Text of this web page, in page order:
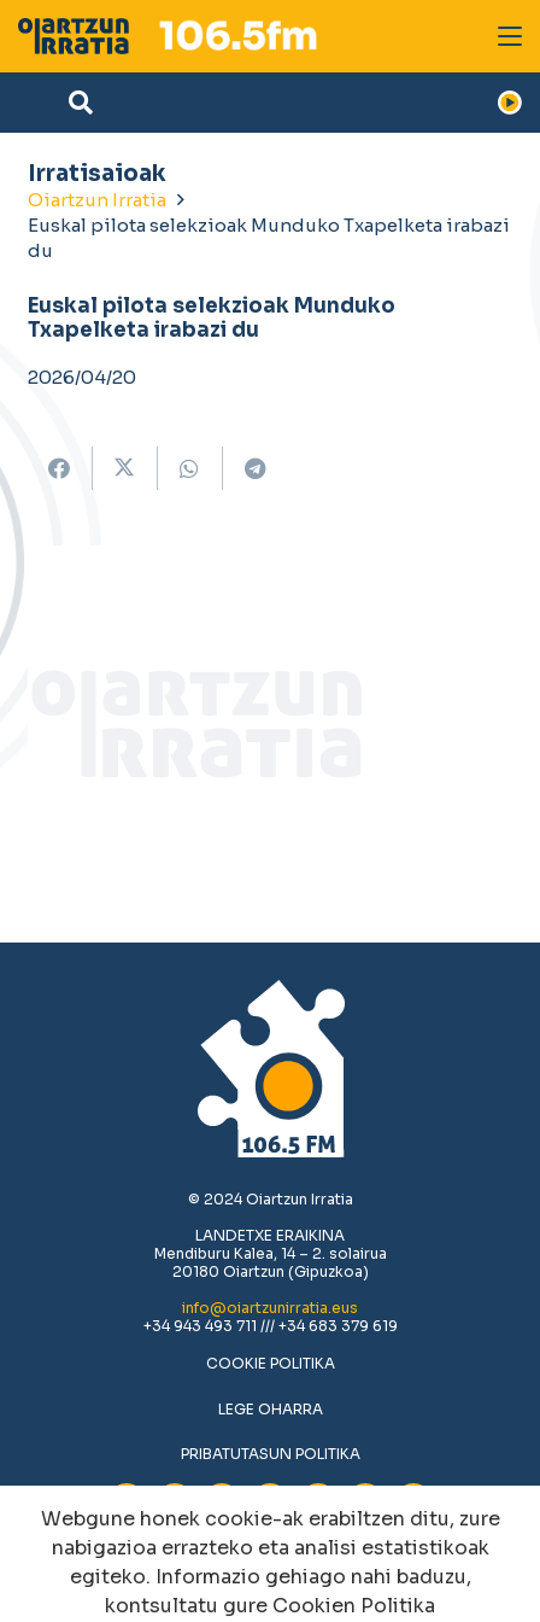
Irratisaioak
Oiartzun Irratia
Euskal pilota selekzioak Munduko Txapelketa irabazi
du
Euskal pilota selekzioak Munduko
Txapelketa irabazi du
2026/04/20
© 2024 Oiartzun Irratia
LANDETXE ERAIKINA
Mendiburu Kalea, 14 – 2. solairua
20180 Oiartzun (Gipuzkoa)
info@oiartzunirratia.eus
+34 943 493 711 /// +34 683 379 619
COOKIE POLITIKA
LEGE OHARRA
PRIBATUTASUN POLITIKA
Webgune honek cookie-ak erabiltzen ditu, zure
nabigazioa errazteko eta analisi estatistikoak
egiteko. Informazio gehiago nahi baduzu,
kontsultatu gure Cookien Politika